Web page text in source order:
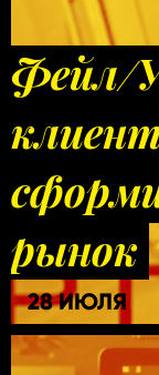
Фейл/
рынок
28 ИЮЛЯ